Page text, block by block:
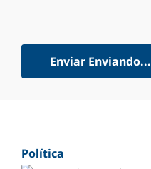
Enviar Enviando...
Política